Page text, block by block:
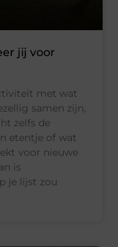
jij voor
met wat
samen zijn,
zelfs de
etentje of wat
voor nieuwe
is
je lijst zou